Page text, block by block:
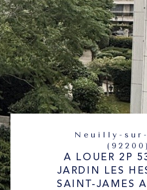
Neuilly-sur-Seine
(92200)
A LOUER 2P
JARDIN LES
SAINT-JAMES